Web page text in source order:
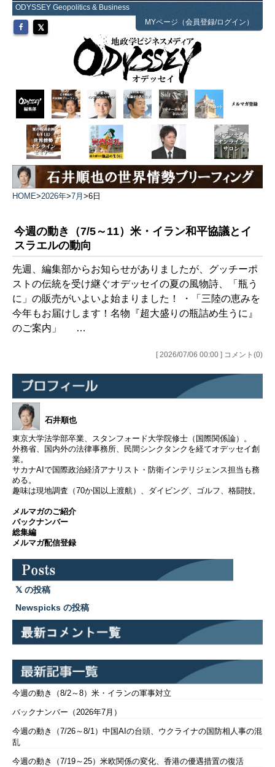
ODYSSEY Geopolitics & Business
MYページ（会員登録/ログイン）
HOME>2026年> 7月 >6日
今週の動き（7/5～11）米・イラン和平協議とイ
スラエルの動向
先週、編集部からお知らせがありましたが、グッチーポ
ストの伝統を受け継ぐオデッセイの夏の風物詩、「瓶う
に」の販売がいよいよ始まりました！ ・「三陸の恵みを
今年もお届けします！名物『超大盛りの瓶詰め生うに』
のご案内」 …
[ 2026/07/06 00:00 ] コメント(0)
石井順也
東京大学法学部卒業、スタンフォード大学院修士（国際関係論）。
外務省、国内外の法律事務所、民間シンクタンクを経てオデッセイ創
業。
サカナAIで国際政治経済アナリスト・防衛インテリジェンス担当も務
める。
趣味は現地調査（70か国以上渡航）、ダイビング、ゴルフ、格闘技。
メルマガのご紹介
バックナンバー
総集編
メルマガ配信登録
の投稿
Newspicks の投稿
今週の動き（8/2～8）米・イランの軍事対立
バックナンバー（2026年7月）
今週の動き（7/26～8/1）中国AIの台頭、ウクライナの国防相人事の混
乱
今週の動き（7/19～25）米欧関係の変化、香港の優遇措置の復活